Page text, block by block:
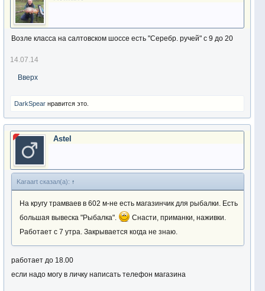
Возле класса на салтовском шоссе есть "Серебр. ручей" с 9 до 20
14.07.14
Вверх
DarkSpear нравится это.
Аstel
Karaart сказал(а): ↑
На кругу трамваев в 602 м-не есть магазинчик для рыбалки. Есть
большая вывеска "Рыбалка".
Снасти, приманки, наживки.
Работает с 7 утра. Закрывается когда не знаю.
работает до 18.00
если надо могу в личку написать телефон магазина